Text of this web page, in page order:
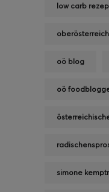
low carb
oö blog
oö
simone